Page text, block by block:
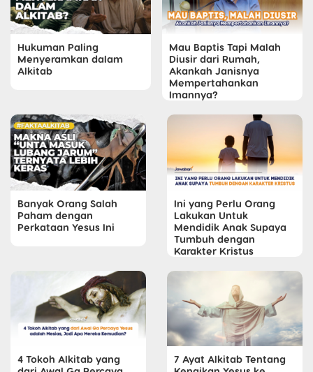
Hukuman Paling
Menyeramkan dalam
Alkitab
Mau Baptis Tapi Malah
Diusir dari Rumah,
Akankah Janisnya
Mempertahankan
Imannya?
Banyak Orang Salah
Paham dengan
Perkataan Yesus Ini
Ini yang Perlu Orang
Lakukan Untuk
Mendidik Anak Supaya
Tumbuh dengan
Karakter Kristus
4 Tokoh Alkitab yang
7 Ayat Alkitab Tentang